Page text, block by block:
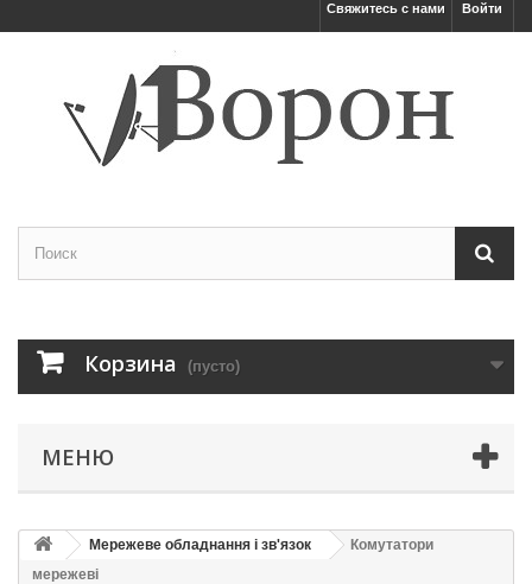
Войти
Свяжитесь с нами
Корзина (пусто)
МЕНЮ
Мережеве обладнання і зв'язок
Комутатори
мережеві